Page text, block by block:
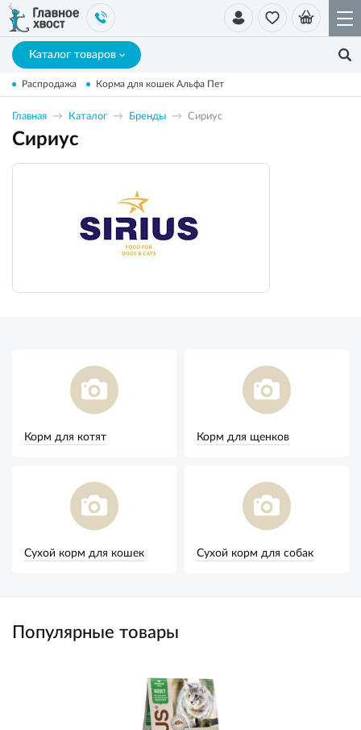
Каталог товаров
Распродажа Корма для кошек Альфа Пет
Главная Каталог Бренды Сириус
Сириус
Корм для котят Корм для щенков
Сухой корм для кошек Сухой корм для собак
Популярные товары